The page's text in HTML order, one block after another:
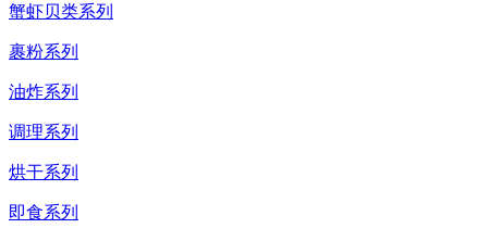
蟹虾贝类系列
裹粉系列
油炸系列
调理系列
烘干系列
即食系列